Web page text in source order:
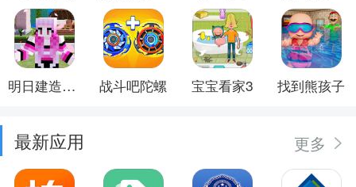
明日建造大师 战斗吧陀螺 宝宝看家3 找到熊孩子
最新应用 更多